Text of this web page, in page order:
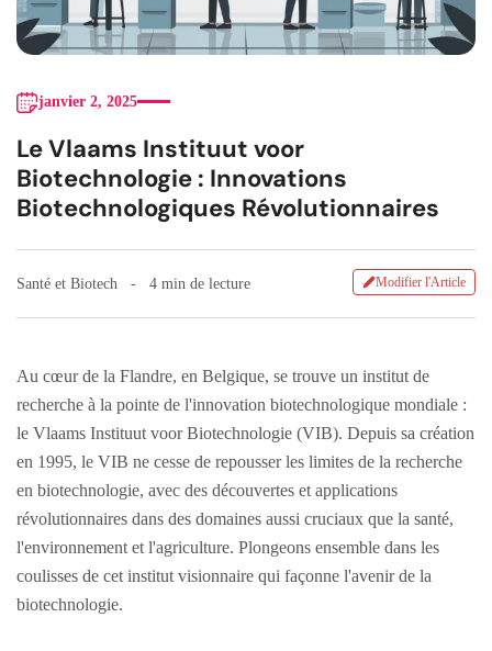
janvier 2, 2025
Le Vlaams Instituut voor
Biotechnologie : Innovations
Biotechnologiques Révolutionnaires
Santé et Biotech 4 min de lecture Modifier l'Article
Au cœur de la Flandre, en Belgique, se trouve un institut de
recherche à la pointe de l'innovation biotechnologique mondiale :
le Vlaams Instituut voor Biotechnologie (VIB). Depuis sa création
en 1995, le VIB ne cesse de repousser les limites de la recherche
en biotechnologie, avec des découvertes et applications
révolutionnaires dans des domaines aussi cruciaux que la santé,
l'environnement et l'agriculture. Plongeons ensemble dans les
coulisses de cet institut visionnaire qui façonne l'avenir de la
biotechnologie.